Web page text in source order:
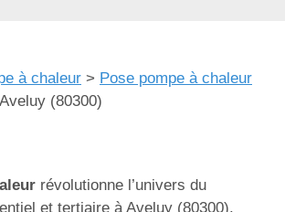
à chaleur > Pose pompe à chaleur
Aveluy (80300)
révolutionne l’univers du
et tertiaire à Aveluy (80300).